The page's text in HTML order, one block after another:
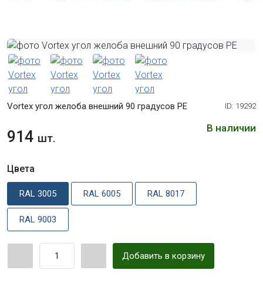
Vortex угол желоба внешний 90 градусов PE ID: 19292
В наличии
914 шт.
Цвета
RAL 3005 RAL 6005 RAL 8017
RAL 9003
Добавить в корзину